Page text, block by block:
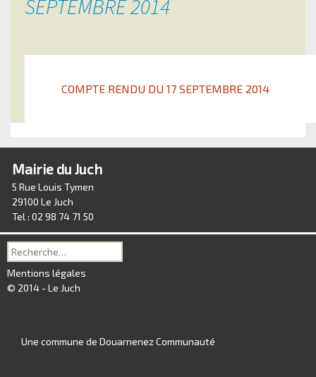
SEPTEMBRE 2014
COMPTE RENDU DU 17 SEPTEMBRE 2014
Mairie du Juch
5 Rue Louis Tymen
29100 Le Juch
Tel : 02 98 74 71 50
Recherche
pour :
Mentions légales
© 2014 - Le Juch
Une commune de Douarnenez Communauté